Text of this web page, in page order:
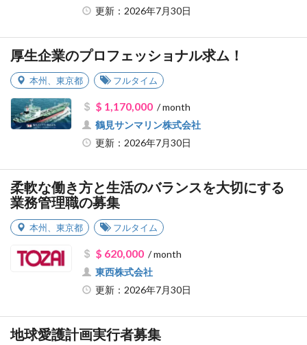
更新：2026年7月30日
厚生企業のプロフェッショナル求ム！
本州 東京都 フルタイム
$ 1,170,000/ month
鶴見サンマリン株式会社
更新：2026年7月30日
柔軟な働き方と生活のバランスを大切にする
業務管理職の募集
本州 東京都 フルタイム
$ 620,000/ month
東西株式会社
更新：2026年7月30日
地球愛護計画実行者募集